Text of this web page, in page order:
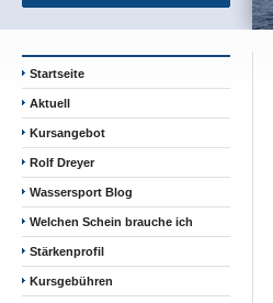
Startseite
Aktuell
Kursangebot
Rolf Dreyer
Wassersport Blog
Welchen Schein brauche ich
Stärkenprofil
Kursgebühren